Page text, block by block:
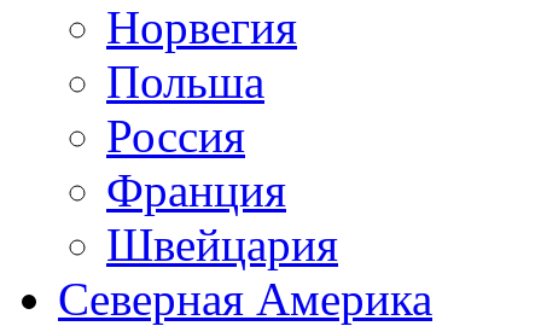
Норвегия
Польша
Россия
Франция
Швейцария
Северная Америка